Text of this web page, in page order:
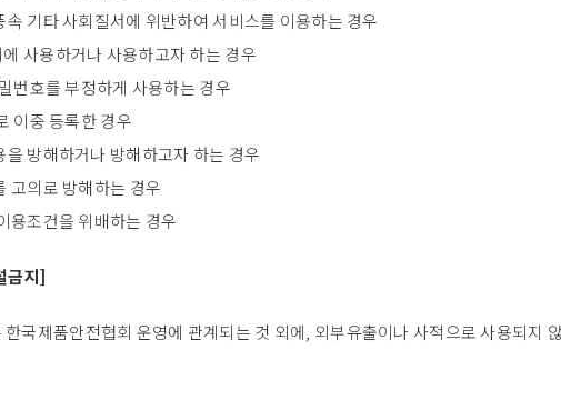
속 기타 사회질서에 위반하여 서비스를 이용하는 경우
사용하거나 사용하고자 하는 경우
번호를 부정하게 사용하는 경우
이중 등록한 경우
을 방해하거나 방해하고자 하는 경우
고의로 방해하는 경우
용조건을 위배하는 경우
금지]
국제품안전협회 운영에 관계되는 것 외에, 외부유출이나 사적으로 사용되지